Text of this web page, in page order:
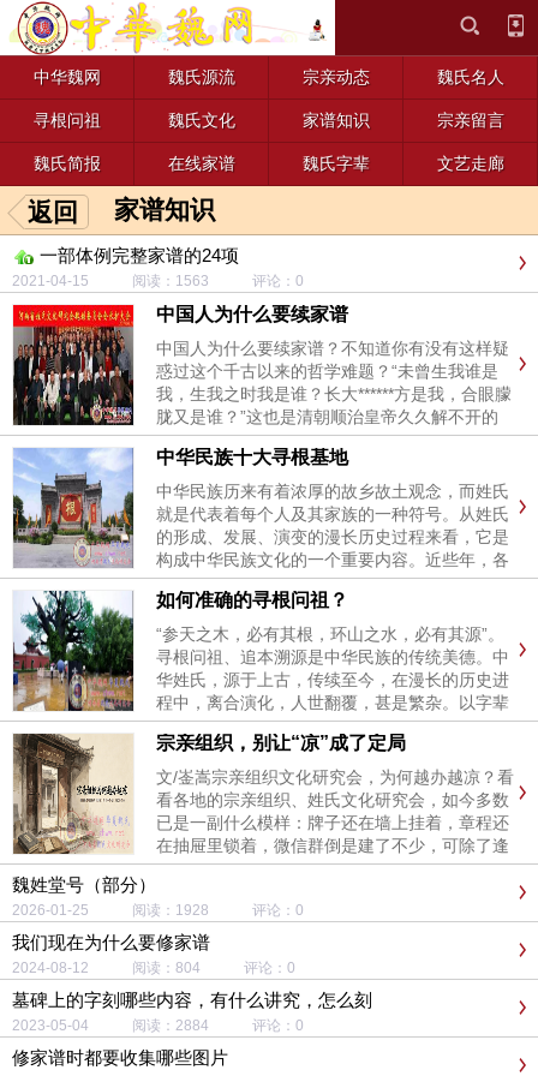
中华魏网 魏氏源流 宗亲动态 魏氏名人
寻根问祖 魏氏文化 家谱知识 宗亲留言
魏氏简报 在线家谱 魏氏字辈 文艺走廊
返回 家谱知识
一部体例完整家谱的24项
2021-04-15 阅读：1563 评论：0
中国人为什么要续家谱
中国人为什么要续家谱？不知道你有没有这样疑
惑过这个千古以来的哲学难题？“未曾生我谁是
我，生我之时我是谁？长大******方是我，合眼朦
胧又是谁？”这也是清朝顺治皇帝久久解不开的
的心中大惑。谁读懂了生命的来龙，生命也就成
了一部深刻的书。到底“我是谁”？在我们出生到
懂事时，大人就会反复告诉我们——“记住啦，
你姓xxx你是xxx人....
中华民族十大寻根基地
中华民族历来有着浓厚的故乡故土观念，而姓氏
就是代表着每个人及其家族的一种符号。从姓氏
的形成、发展、演变的漫长历史过程来看，它是
构成中华民族文化的一个重要内容。近些年，各
地都在不同程度的掀起一股寻根热潮，如今在全
国已形成十大寻根基地。山西洪洞大槐树（一）
在整个河南，在山东，在河北，在安徽——乃至
大半个中国，都有这一歌谣流...
如何准确的寻根问祖？
“参天之木，必有其根，环山之水，必有其源”。
寻根问祖、追本溯源是中华民族的传统美德。中
华姓氏，源于上古，传续至今，在漫长的历史进
程中，离合演化，人世翻覆，甚是繁杂。以字辈
入手“寻根问祖”，效率较高。毕竟一个姓氏就是
一个大家族，古往今来，迁播各地，枝繁叶
茂……寻根问祖需要努力的方向1、平时要养成
收集资料的习惯，尽可能大量...
宗亲组织，别让“凉”成了定局
文/崟嵩宗亲组织文化研究会，为何越办越凉？看
看各地的宗亲组织、姓氏文化研究会，如今多数
已是一副什么模样：牌子还在墙上挂着，章程还
在抽屉里锁着，微信群倒是建了不少，可除了逢
年过节发几个红包、甩几条祝福链接，平日里连
酒，几个老面孔轮流讲几句“弘扬祖德”“敦亲睦
族”的套话，酒杯一碰，合...
魏姓堂号（部分）
2026-01-25 阅读：1928 评论：0
我们现在为什么要修家谱
2024-08-12 阅读：804 评论：0
墓碑上的字刻哪些内容，有什么讲究，怎么刻
2023-05-04 阅读：2884 评论：0
修家谱时都要收集哪些图片